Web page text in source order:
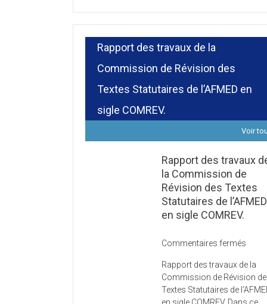
Rapport des travaux de la
Commission de Révision des
Textes Statutaires de l’AFMED en
sigle COMREV.
Voir
Rapport des travaux
la Commission de
Révision des Textes
Statutaires de l’AFMED
en sigle COMREV.
Commentaires fermés
des
de
Rapport des travaux de la
Commission de Révision
Textes Statutaires de
en sigle COMREV. Dans ce